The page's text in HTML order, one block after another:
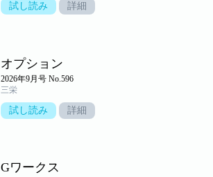
試し読み 詳細
オプション
2026年9月号 No.596
三栄
試し読み 詳細
Gワークス